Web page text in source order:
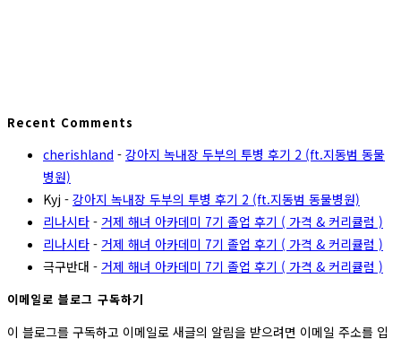
Recent Comments
cherishland - 강아지 녹내장 두부의 투병 후기 2 (ft.지동범 동물
병원)
Kyj - 강아지 녹내장 두부의 투병 후기 2 (ft.지동범 동물병원)
리나시타 - 거제 해녀 아카데미 7기 졸업 후기 ( 가격 & 커리큘럼 )
리나시타 - 거제 해녀 아카데미 7기 졸업 후기 ( 가격 & 커리큘럼 )
극구반대 - 거제 해녀 아카데미 7기 졸업 후기 ( 가격 & 커리큘럼 )
이메일로 블로그 구독하기
이 블로그를 구독하고 이메일로 새글의 알림을 받으려면 이메일 주소를 입